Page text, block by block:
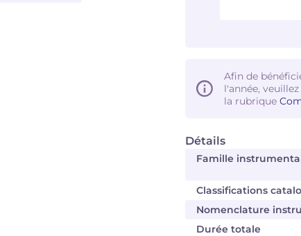
Détails
Famille
Classifications
Nomenclature
Durée totale
Afin de
l'année,
la rubrique